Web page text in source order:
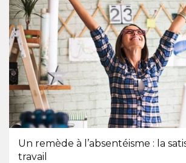
Un remède à l’absentéisme : la
travail